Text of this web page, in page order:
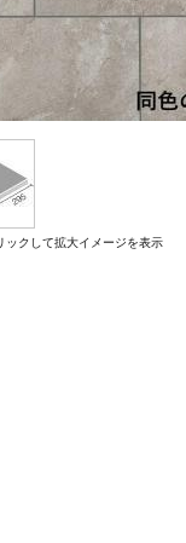
ックして拡大イメージを表示